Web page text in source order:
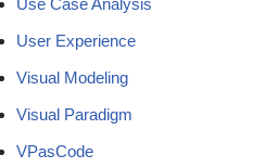
Use Case Analysis
User Experience
Visual Modeling
Visual Paradigm
VPasCode